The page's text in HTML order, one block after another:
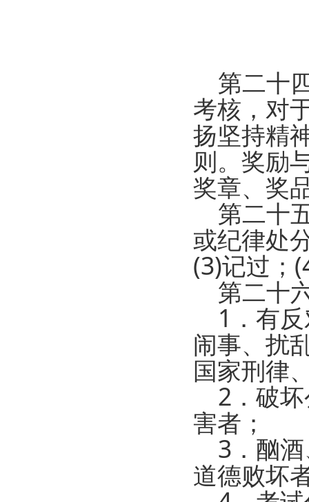
第二十
考核，对
扬坚持精
则。奖励
奖章、奖
第二十
或纪律处
(3)记过；
第二十
1．有反
闹事、扰
国家刑律
2．破坏
害者；
3．酗酒
道德败坏